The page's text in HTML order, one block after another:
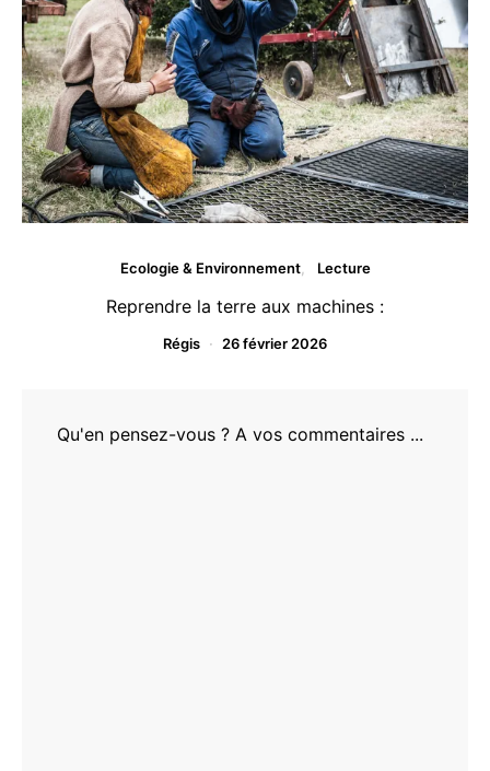
Ecologie & Environnement Lecture
Reprendre la terre aux machines :
Régis 26 février 2026
Qu'en pensez-vous ? A vos commentaires ...